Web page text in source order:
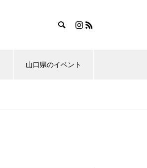
山口県のイベント